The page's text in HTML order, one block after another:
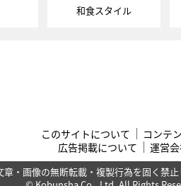
和食スタイル
このサイトについて コンテ
広告掲載について
運営
・画像の無断転載・複製行為を固く禁